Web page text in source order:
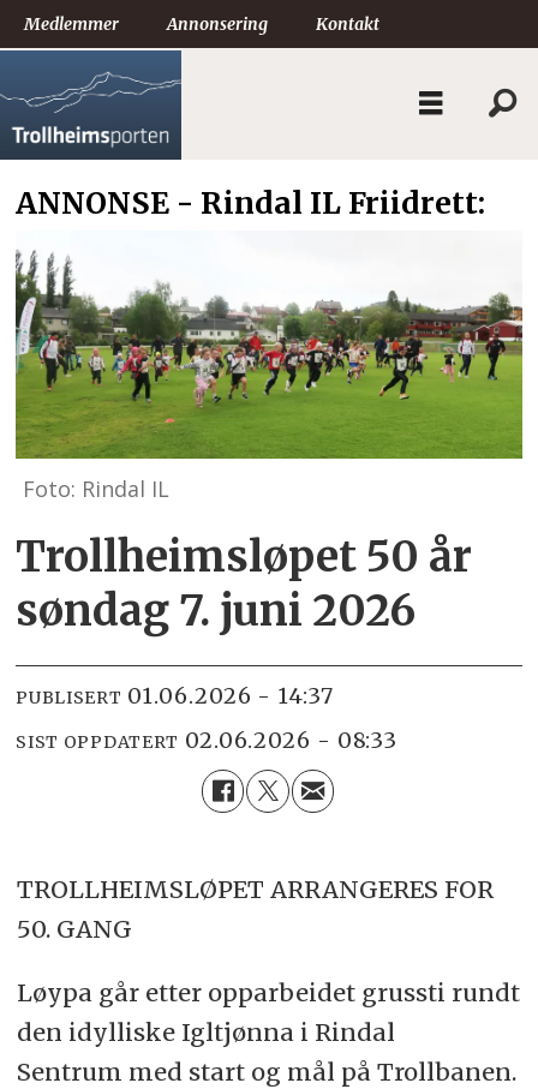
Medlemmer Annonsering Kontakt
ANNONSE - Rindal IL Friidrett:
Foto: Rindal IL
Trollheimsløpet 50 år
søndag 7. juni 2026
PUBLISERT 01.06.2026 - 14:37
SIST OPPDATERT 02.06.2026 - 08:33
TROLLHEIMSLØPET ARRANGERES FOR
50. GANG
Løypa går etter opparbeidet grussti rundt
den idylliske Igltjønna i Rindal
Sentrum med start og mål på Trollbanen.